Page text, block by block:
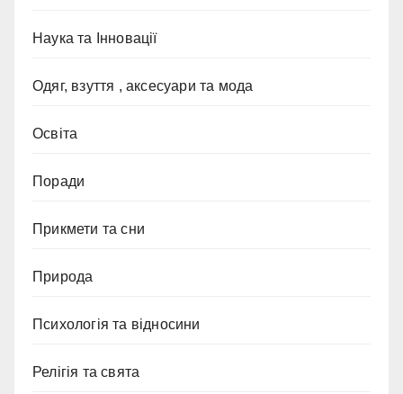
Наука та Інновації
Одяг, взуття , аксесуари та мода
Освіта
Поради
Прикмети та сни
Природа
Психологія та відносини
Релігія та свята